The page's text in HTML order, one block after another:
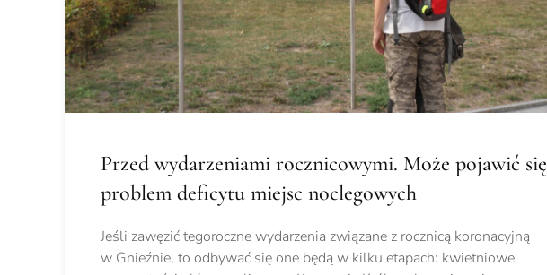
Przed wydarzeniami rocznicowymi. Może pojawić się
problem deficytu miejsc noclegowych
Jeśli zawęzić tegoroczne wydarzenia związane z rocznicą koronacyjną
w Gnieźnie, to odbywać się one będą w kilku etapach: kwietniowe